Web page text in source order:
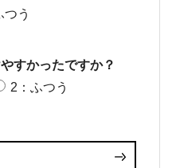
つう
すかったですか？
2：ふつう